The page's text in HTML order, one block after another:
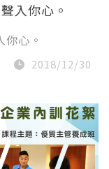
入你心。
你心。
2018/12/30